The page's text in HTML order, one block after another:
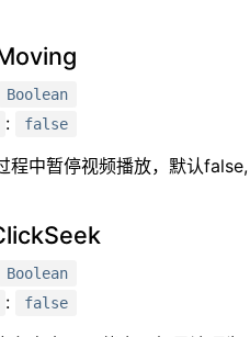
Boolean
: false
程中暂停视频播放，默认
Boolean
: false